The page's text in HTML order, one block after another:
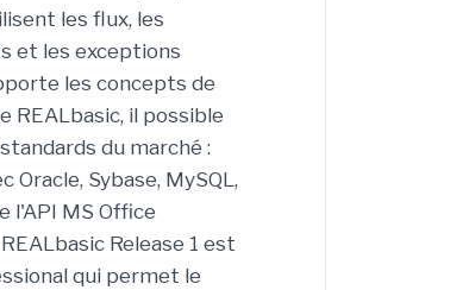
les flux, les
et les exceptions
les concepts de
REALbasic, il possible
du marché :
Oracle, Sybase, MySQL,
l'API MS Office
Release 1 est
qui permet le